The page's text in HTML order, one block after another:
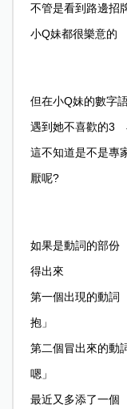
不管是看到路邊招
小Q妹都很樂意的
但在小Q妹的數字
遇到她不喜歡的3
這不知道是不是專
厭呢?
如果是動詞的部份
得出來
第一個出現的動詞
抱」
第二個冒出來的動
嗯」
最近又多添了一個